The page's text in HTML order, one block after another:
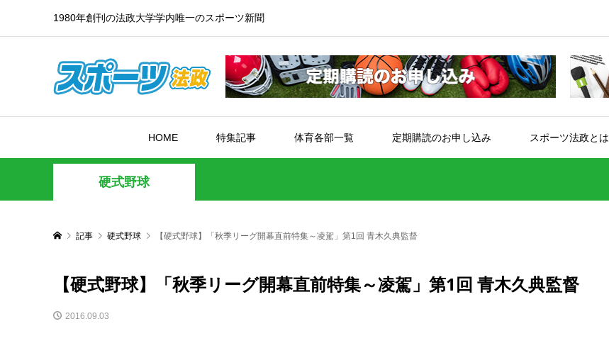
1980年創刊の法政大学学内唯一のスポーツ新聞
HOME 特集記事 体育各部一覧 定期購読のお申し込み スポーツ法政とは
硬式野球
記事 硬式野球 【硬式野球】「秋季リーグ開幕直前特集～凌駕」第1回 青木久典監督
【硬式野球】「秋季リーグ開幕直前特集～凌駕」第1回 青木久典監督
2016.09.03